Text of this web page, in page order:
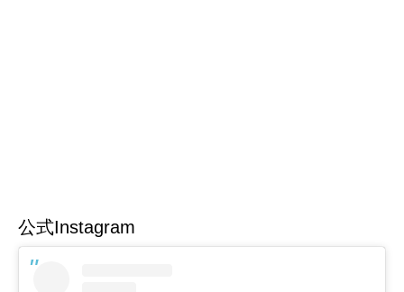
公式Instagram